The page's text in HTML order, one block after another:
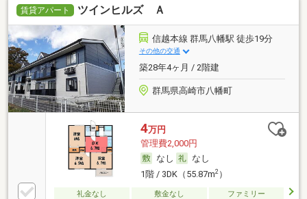
賃貸アパート ツインヒルズ Ａ
信越本線 群馬八幡駅 徒歩19分
その他の交通
築28年4ヶ月 / 2階建
群馬県高崎市八幡町
4万円
管理費2,000円
なし
なし
1階 / 3DK（55.87m2）
礼金なし 敷金なし
ファミリー